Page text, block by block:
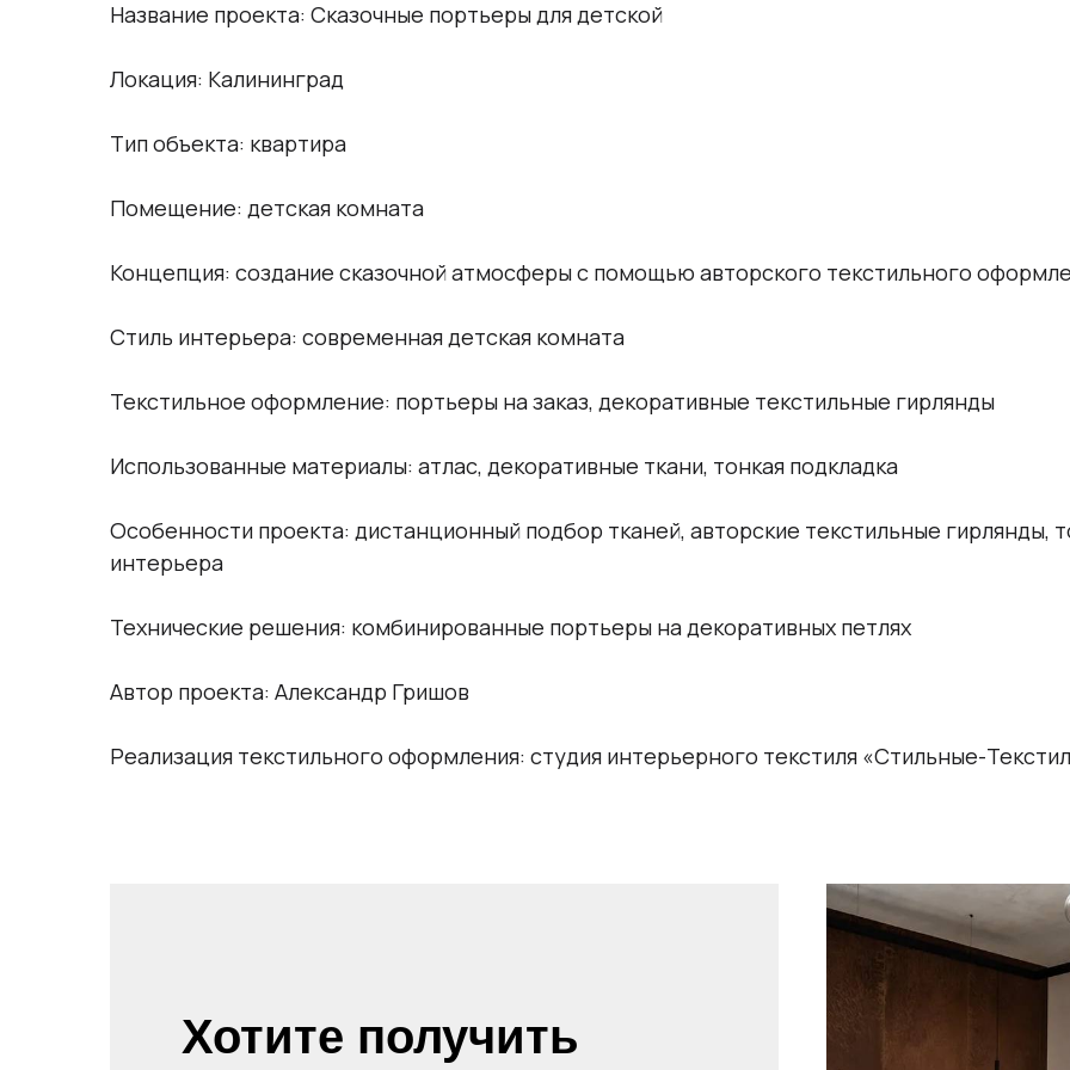
Название проекта: Сказочные портьеры для детской
Локация: Калининград
Тип объекта: квартира
Помещение: детская комната
Концепция: создание сказочной атмосферы с помощью авторского текстильного
Стиль интерьера: современная детская комната
Текстильное оформление: портьеры на заказ, декоративные текстильные гирлянды
Использованные материалы: атлас, декоративные ткани, тонкая подкладка
Особенности проекта: дистанционный подбор тканей, авторские текстильные гирлянды,
интерьера
Технические решения: комбинированные портьеры на декоративных петлях
Автор проекта: Александр Гришов
Реализация текстильного оформления: студия интерьерного текстиля «Стильные-
Хотите получить